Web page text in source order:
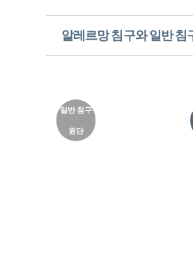
알레르망 침구와 일반 침
일반 침구
원단